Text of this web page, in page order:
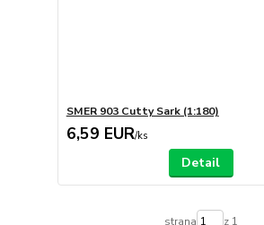
SMER 903 Cutty Sark (1:180)
6,59 EUR/ks
Detail
strana z 1